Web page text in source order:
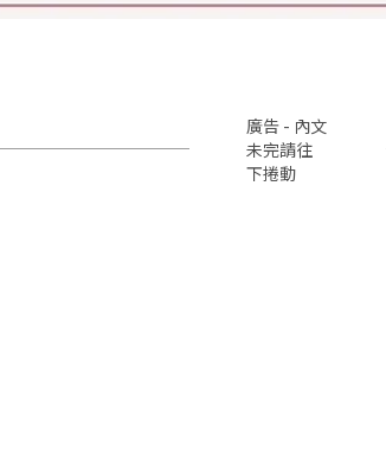
廣告 - 內文
未完請往
下捲動